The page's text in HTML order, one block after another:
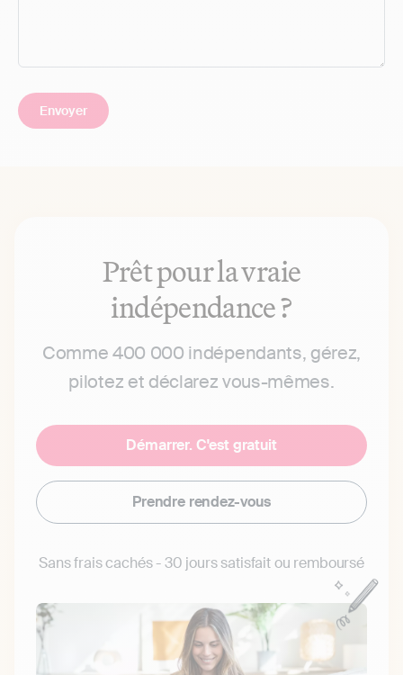
Prêt pour la vraie
indépendance ?
Comme 400 000 indépendants, gérez,
pilotez et déclarez vous-mêmes.
Démarrer. C'est gratuit
Prendre rendez-vous
Sans frais cachés - 30 jours satisfait ou remboursé